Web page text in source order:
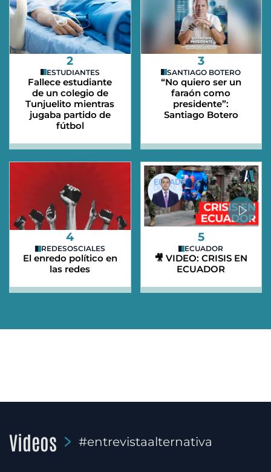
2
ESTUDIANTES
Fallece estudiante
de un colegio de
Tunjuelito mientras
jugaba partido de
fútbol
3
SANTIAGO BOTERO
“No quiero ser un
faraón como
presidente”:
Santiago Botero
4
REDESOSCIALES
El enredo político en
las redes
5
ECUADOR
🎥 VIDEO: CRISIS EN
ECUADOR
Videos #entrevistaalternativa